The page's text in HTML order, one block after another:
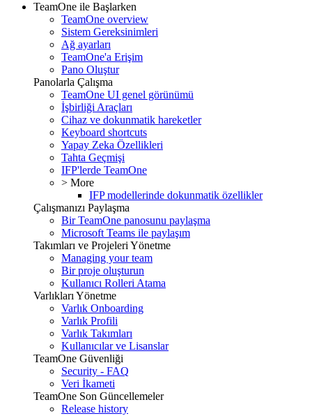
TeamOne ile Başlarken
TeamOne overview
Sistem Gereksinimleri
Ağ ayarları
TeamOne'a Erişim
Pano Oluştur
Panolarla Çalışma
TeamOne UI genel görünümü
İşbirliği Araçları
Cihaz ve dokunmatik hareketler
Keyboard shortcuts
Yapay Zeka Özellikleri
Tahta Geçmişi
IFP'lerde TeamOne
> More
IFP modellerinde dokunmatik özellikler
Çalışmanızı Paylaşma
Bir TeamOne panosunu paylaşma
Microsoft Teams ile paylaşım
Takımları ve Projeleri Yönetme
Managing your team
Bir proje oluşturun
Kullanıcı Rolleri Atama
Varlıkları Yönetme
Varlık Onboarding
Varlık Profili
Varlık Takımları
Kullanıcılar ve Lisanslar
TeamOne Güvenliği
Security - FAQ
Veri İkameti
TeamOne Son Güncellemeler
Release history